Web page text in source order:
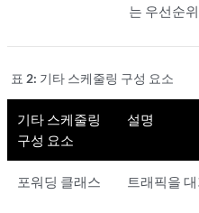
는 우선순
표 2: 기타 스케줄링 구성 요소
기타 스케줄링
구성 요소
설명
포워딩 클래스 트래픽을